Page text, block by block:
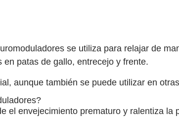
se utiliza para relajar de
patas de gallo, entrecejo y frente.
aunque también se puede utilizar en
el envejecimiento prematuro y ralentiza